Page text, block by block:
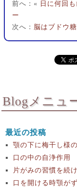
前へ：« 日に何回
ー
次へ： 脳はブドウ
Blogメニュ
最近の投稿
顎の下に梅干し様
口の中の自浄作用
片がみの習慣を続
口を開ける時顎が